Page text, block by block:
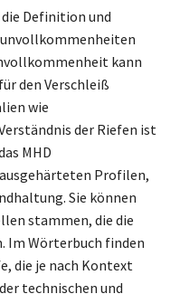
die Definition und
kann
den Verschleiß
wie
der Riefen ist
MHD
Profilen,
Sie können
stammen, die die
Im Wörterbuch finden
die je nach Kontext
technischen und